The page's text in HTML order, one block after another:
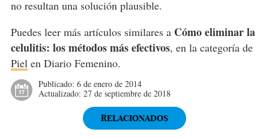
no resultan una solución plausible.
Puedes leer más artículos similares a Cómo eliminar la
celulitis: los métodos más efectivos, en la categoría de
Pielen Diario Femenino.
Publicado: 6 de enero de 2014
Actualizado: 27 de septiembre de 2018
RELACIONADOS